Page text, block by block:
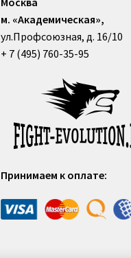
м. «Академическая»,
ул.Профсоюзная, д. 16/10
+ 7 (495) 760-35-95
Принимаем к оплате: